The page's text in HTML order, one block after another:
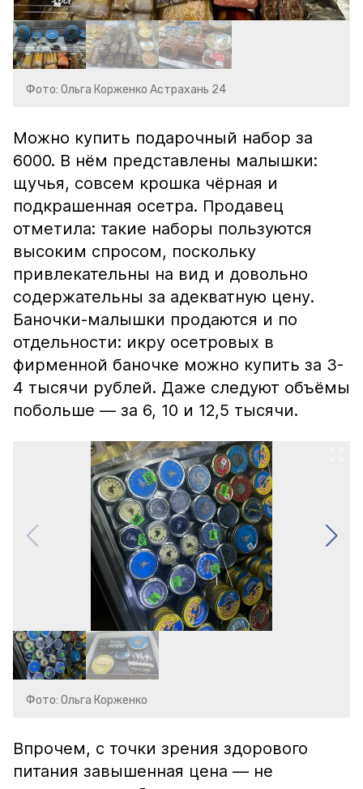
Фото: Ольга Корженко Астрахань 24
Можно купить подарочный набор за
6000. В нём представлены малышки:
щучья, совсем крошка чёрная и
подкрашенная осетра. Продавец
отметила: такие наборы пользуются
высоким спросом, поскольку
привлекательны на вид и довольно
содержательны за адекватную цену.
Баночки-малышки продаются и по
отдельности: икру осетровых в
фирменной баночке можно купить за 3-
4 тысячи рублей. Даже следуют объёмы
побольше — за 6, 10 и 12,5 тысячи.
Фото: Ольга Корженко
Впрочем, с точки зрения здорового
питания завышенная цена — не